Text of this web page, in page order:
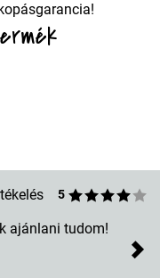
5
ajánlani tudom!